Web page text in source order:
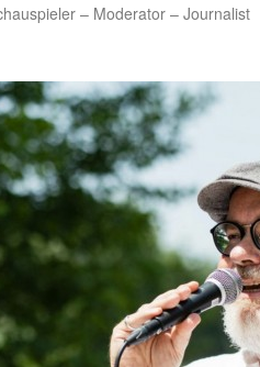
– Moderator – Journalist